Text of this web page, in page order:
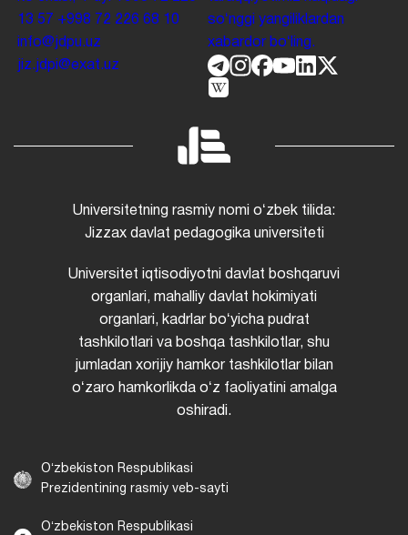
13 57 +998 72 226 68 10
info@jdpu.uz
jiz.jdpi@exat.uz
soʻnggi yangiliklardan
xabardor boʻling.
Universitetning rasmiy nomi oʻzbek tilida:
Jizzax davlat pedagogika universiteti
Universitet iqtisodiyotni davlat boshqaruvi
organlari, mahalliy davlat hokimiyati
organlari, kadrlar boʻyicha pudrat
tashkilotlari va boshqa tashkilotlar, shu
jumladan xorijiy hamkor tashkilotlar bilan
oʻzaro hamkorlikda oʻz faoliyatini amalga
oshiradi.
Oʻzbekiston Respublikasi
Prezidentining rasmiy veb-sayti
Oʻzbekiston Respublikasi